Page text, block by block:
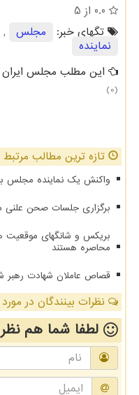
0.0 از 5
تگهای خبر:
مجلس ,
نماینده
این مطلب مجلس ایران
(0)
تازه ترین مطالب مرتبط
واکنش یک نماینده مجلس
برگزاری جلسات صحن
بریکس و شانگهای موقعیت
محاصره هستند
قصاص عاملان شهادت رهبر
نظرات بینندگان در
لطفا شما هم